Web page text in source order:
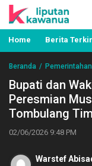
Liputan
Berita Manado,
Pemerintahan,
Home Berita
Beranda Pemerintahan
Bupati dan
Peresmian
Tombulang
02/06/2026 9:48 PM
Warstef